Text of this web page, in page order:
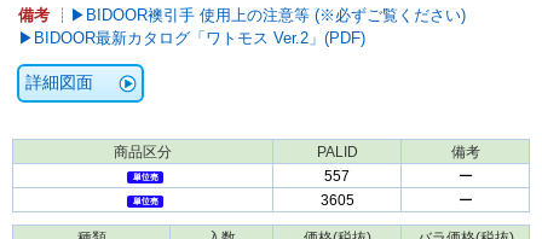
備考
┊
BIDOOR襖引手 使用上の注意等 (※必ずご覧ください)
BIDOOR最新カタログ「ワトモス Ver.2」(PDF)
詳細図面
商品区分 PALID
備考
557
ー
3605
ー